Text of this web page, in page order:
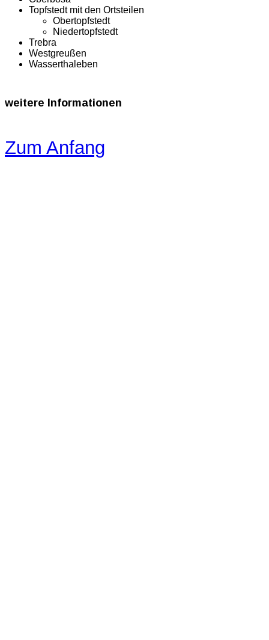
Topfstedt mit den Ortsteilen
Obertopfstedt
Niedertopfstedt
Trebra
Westgreußen
Wasserthaleben
weitere Informationen
Zum Anfang